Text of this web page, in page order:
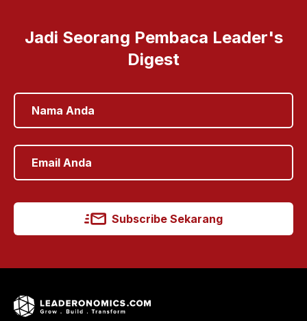
Jadi Seorang Pembaca Leader's
Digest
Subscribe Sekarang